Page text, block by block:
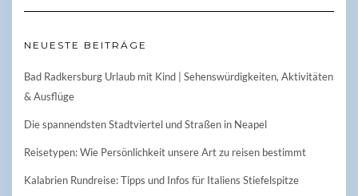
NEUESTE BEITRÄGE
Bad Radkersburg Urlaub mit Kind | Sehenswürdigkeiten, Aktivitäten
& Ausflüge
Die spannendsten Stadtviertel und Straßen in Neapel
Reisetypen: Wie Persönlichkeit unsere Art zu reisen bestimmt
Kalabrien Rundreise: Tipps und Infos für Italiens Stiefelspitze